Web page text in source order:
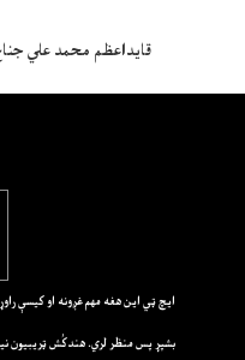
قایداعظم محمد علي
ايچ ټي اين هغه مهم غږونه او کيسې
بشپړ پس منظر لري. هندکُش ټريبيون